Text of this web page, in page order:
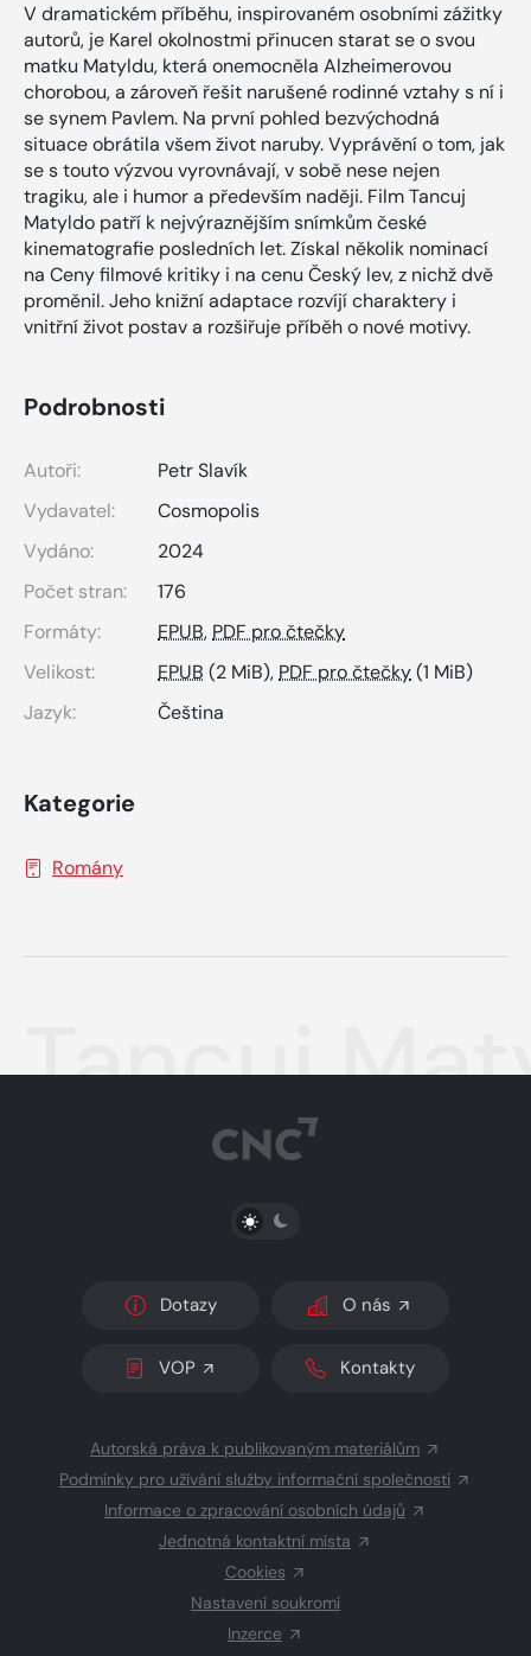
V dramatickém příběhu, inspirovaném osobními zážitky
autorů, je Karel okolnostmi přinucen starat se o svou
matku Matyldu, která onemocněla Alzheimerovou
chorobou, a zároveň řešit narušené rodinné vztahy s ní i
se synem Pavlem. Na první pohled bezvýchodná
situace obrátila všem život naruby. Vyprávění o tom, jak
se s touto výzvou vyrovnávají, v sobě nese nejen
tragiku, ale i humor a především naději. Film Tancuj
Matyldo patří k nejvýraznějším snímkům české
kinematografie posledních let. Získal několik nominací
na Ceny filmové kritiky i na cenu Český lev, z nichž dvě
proměnil. Jeho knižní adaptace rozvíjí charaktery i
vnitřní život postav a rozšiřuje příběh o nové motivy.
Podrobnosti
Autoři:
Petr Slavík
Vydavatel:
Cosmopolis
Vydáno:
2024
Počet stran:
176
Formáty:
EPUB, PDF pro čtečky
Velikost:
EPUB (2 MiB), PDF pro čtečky(1 MiB)
Jazyk:
Čeština
Kategorie
Romány
Tancuj
PŘEPNOUT SVĚTLÝ/TMAVÝ REŽIM
Dotazy O nás
VOP Kontakty
Autorská práva k publikovaným materiálům
Podmínky pro užívání služby informační společnosti
Informace o zpracování osobních údajů
Jednotná kontaktní místa
Cookies
Nastavení soukromí
Inzerce